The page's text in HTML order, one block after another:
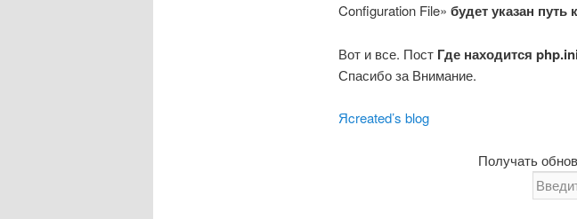
Configuration File» будет указан путь к
Вот и все. Пост Где находится
Спасибо за Внимание.
Яcreated’s blog
Получать